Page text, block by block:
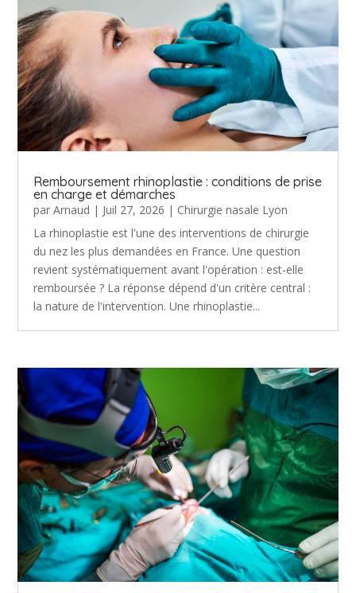
Remboursement rhinoplastie : conditions de prise
en charge et démarches
parArnaud | Juil 27, 2026 | Chirurgie nasale Lyon
La rhinoplastie est l'une des interventions de chirurgie
du nez les plus demandées en France. Une question
revient systématiquement avant l'opération : est-elle
remboursée ? La réponse dépend d'un critère central :
la nature de l'intervention. Une rhinoplastie...